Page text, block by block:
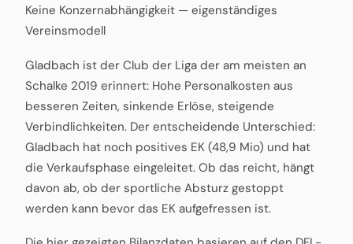
Keine Konzernabhängigkeit — eigenständiges
Vereinsmodell
Gladbach ist der Club der Liga der am meisten an
Schalke 2019 erinnert: Hohe Personalkosten aus
besseren Zeiten, sinkende Erlöse, steigende
Verbindlichkeiten. Der entscheidende Unterschied:
Gladbach hat noch positives EK (48,9 Mio) und hat
die Verkaufsphase eingeleitet. Ob das reicht, hängt
davon ab, ob der sportliche Absturz gestoppt
werden kann bevor das EK aufgefressen ist.